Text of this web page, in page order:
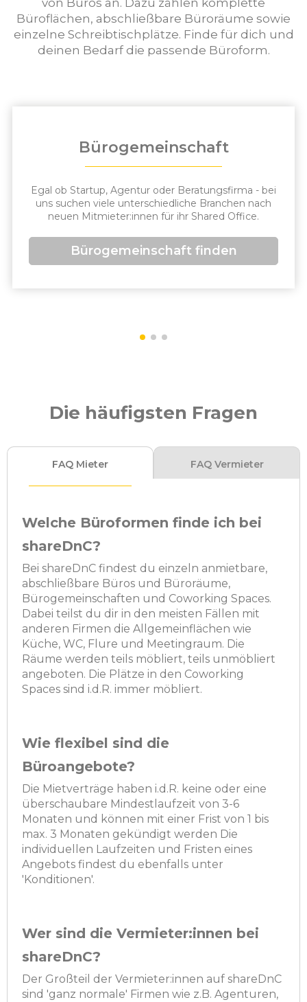
von Büros an. Dazu zählen komplette
Büroflächen, abschließbare Büroräume sowie
einzelne Schreibtischplätze. Finde für dich und
deinen Bedarf die passende Büroform.
Bürogemeinschaft
Egal ob Startup, Agentur oder Beratungsfirma - bei
uns suchen viele unterschiedliche Branchen nach
neuen Mitmieter:innen für ihr Shared Office.
Bürogemeinschaft finden
Die häufigsten Fragen
FAQ Mieter FAQ Vermieter
Welche Büroformen finde ich bei
shareDnC?
Bei shareDnC findest du einzeln anmietbare,
abschließbare Büros und Büroräume,
Bürogemeinschaften und Coworking Spaces.
Dabei teilst du dir in den meisten Fällen mit
anderen Firmen die Allgemeinflächen wie
Küche, WC, Flure und Meetingraum. Die
Räume werden teils möbliert, teils unmöbliert
angeboten. Die Plätze in den Coworking
Spaces sind i.d.R. immer möbliert.
Wie flexibel sind die
Büroangebote?
Die Mietverträge haben i.d.R. keine oder eine
überschaubare Mindestlaufzeit von 3-6
Monaten und können mit einer Frist von 1 bis
max. 3 Monaten gekündigt werden Die
individuellen Laufzeiten und Fristen eines
Angebots findest du ebenfalls unter
'Konditionen'.
Wer sind die Vermieter:innen bei
shareDnC?
Der Großteil der Vermieter:innen auf shareDnC
sind 'ganz normale' Firmen wie z.B. Agenturen,